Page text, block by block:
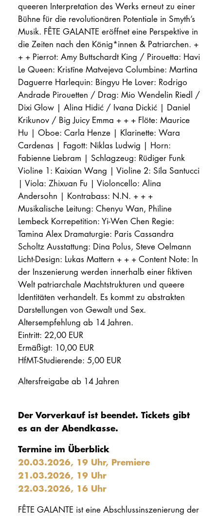
queeren Interpretation des Werks erneut zu einer
Bühne für die revolutionären Potentiale in Smyth’s
Musik. FÊTE GALANTE eröffnet eine Perspektive in
die Zeiten nach den König*innen & Patriarchen. +
+ + Pierrot: Amy Buttschardt King / Pirouetta: Havi
Le Queen: Kristīne Matvejeva Columbine: Martina
Daguerre Harlequin: Bingyu He Lover: Rodrigo
Andrade Pirouetten / Drag: Mio Wendelin Riedl /
Dixi Glow | Alina Hidić / Ivana Dickić | Daniel
Krikunov / Big Juicy Emma + + + Flöte: Maurice
Hu | Oboe: Carla Henze | Klarinette: Wara
Cardenas | Fagott: Niklas Ludwig | Horn:
Fabienne Liebram | Schlagzeug: Rüdiger Funk
Violine 1: Kaixian Wang | Violine 2: Síla Santucci
| Viola: Zhixuan Fu | Violoncello: Alina
Andersohn | Kontrabass: N.N. + + +
Musikalische Leitung: Chenyu Wan, Philine
Lembeck Korrepetition: Yi-Wen Chen Regie:
Tamina Alex Dramaturgie: Paris Cassandra
Scholtz Ausstattung: Dina Polus, Steve Oelmann
Licht-Design: Lukas Mattern + + + Content Note: In
der Inszenierung werden innerhalb einer fiktiven
Welt patriarchale Machtstrukturen und queere
Identitäten verhandelt. Es kommt zu abstrakten
Darstellungen von Gewalt und Sex.
Altersempfehlung ab 14 Jahren.
Eintritt: 22,00 EUR
Ermäßigt: 10,00 EUR
HfMT-Studierende: 5,00 EUR
Altersfreigabe ab 14 Jahren
Der Vorverkauf ist beendet. Tickets gibt
es an der Abendkasse.
Termine im Überblick
20.03.2026, 19 Uhr, Premiere
21.03.2026, 19 Uhr
22.03.2026, 16 Uhr
FÊTE GALANTE ist eine Abschlussinszenierung der